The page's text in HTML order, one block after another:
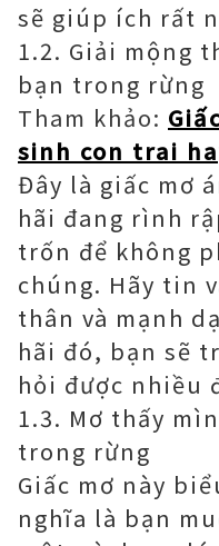
sẽ giúp ích rất
1.2. Giải mộng
bạn trong rừng
Tham khảo:
sinh con trai
Đây là giấc mơ
hãi đang rình
trốn để không
chúng. Hãy tin
thân và mạnh
hãi đó, bạn sẽ
hỏi được nhiều
1.3. Mơ thấy
trong rừng
Giấc mơ này
nghĩa là bạn